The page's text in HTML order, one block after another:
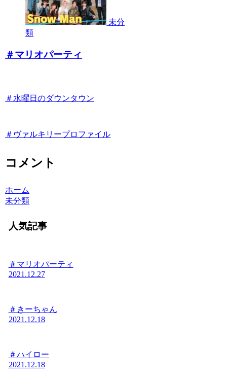
未分
類
＃マリオパーティ
＃水曜日のダウンタウン
＃ヴァルキリープロファイル
コメント
ホーム
未分類
人気記事
＃マリオパーティ
2021.12.27
＃きーちゃん
2021.12.18
＃ハイロー
2021.12.18